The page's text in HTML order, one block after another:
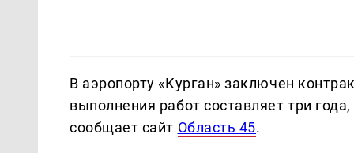
В аэропорту «Курган» заключен
выполнения работ составляет три
сообщает сайт Область 45.